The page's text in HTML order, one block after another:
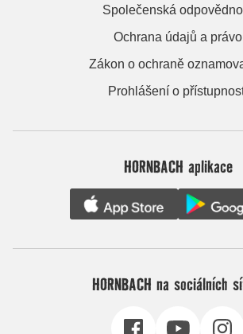
Společenská
Ochrana údajů a právo
Zákon o ochraně
Prohlášení o
HORNBACH aplikace
HORNBACH na sociálních